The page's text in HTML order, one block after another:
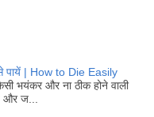
| How to Die Easily
भयंकर और ना ठीक होने वाली
और ज...